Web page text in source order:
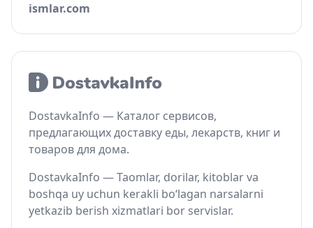
ismlar.com
DostavkaInfo — Каталог сервисов,
предлагающих доставку еды, лекарств, книг и
товаров для дома.
DostavkaInfo — Taomlar, dorilar, kitoblar va
boshqa uy uchun kerakli bo‘lagan narsalarni
yetkazib berish xizmatlari bor servislar.